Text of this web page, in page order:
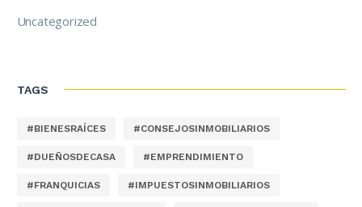
Uncategorized
TAGS
#BIENESRAÍCES #CONSEJOSINMOBILIARIOS
#DUEÑOSDECASA #EMPRENDIMIENTO
#FRANQUICIAS #IMPUESTOSINMOBILIARIOS